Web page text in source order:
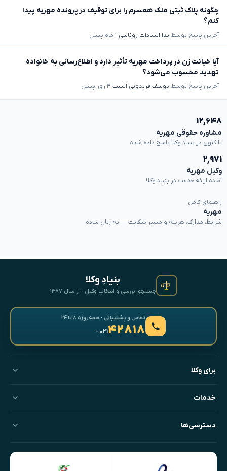
چگونه پلاک ثبتی ملک همسرم را برای توقیف در پرونده مهریه پیدا
کنم؟
آخرین پاسخ توسط ندا السادات روناسی ۱ ماه پیش
آیا خیانت زن در پرداخت مهریه تأثیر دارد و اطلاع‌رسانی به خانواده
تهدید محسوب می‌شود؟
آخرین پاسخ توسط یوسف فریدونی الست ۴ روز پیش
۱۲,۶۴۸
مشاوره حقوقی مهریه
تا کنون در بنیاد وکلا پاسخ داده شده
۲,۹۷۱
وکیل مهریه
آماده ارائه خدمت در بنیاد وکلا
راهنمای کامل
مهریه
شرایط، مدارک، هزینه و مسیر شکایت — به زبان ساده
بنیادِ وکلا
جستجو، بررسی و انتخابِ وکیل · از سال ۱۳۸۷
تماس و پشتیبانی · همه‌روزه ۸ تا ۲۴
۴۲۸۱۸- ۰۲۱
برای وکلا
خدمات
دسترسی‌ها